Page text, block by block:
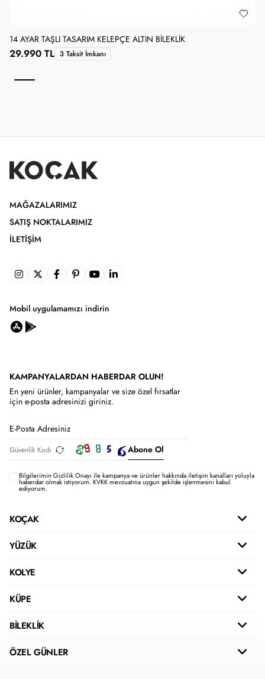
14 AYAR TAŞLI TASARIM KELEPÇE ALTIN BILEKLIK
29.990 TL 3 Taksit İmkanı
MAĞAZALARIMIZ
SATIŞ NOKTALARIMIZ
İLETIŞIM
Mobil uygulamamızı indirin
KAMPANYALARDAN HABERDAR OLUN!
En yeni ürünler, kampanyalar ve size özel fırsatlar
için e-posta adresinizi giriniz.
Abone Ol
Bilgilerimin Gizlilik Onayı ile kampanya ve ürünler hakkında iletişim kanalları yoluyla
haberdar olmak istiyorum.KVKK mevzuatına uygun şekilde işlenmesini kabul
ediyorum.
KOÇAK
YÜZÜK
KOLYE
KÜPE
BİLEKLİK
ÖZEL GÜNLER